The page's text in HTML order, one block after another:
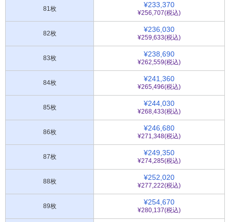
81枚 ¥233,370
¥256,707(税込)
82枚 ¥236,030
¥259,633(税込)
83枚 ¥238,690
¥262,559(税込)
84枚 ¥241,360
¥265,496(税込)
85枚 ¥244,030
¥268,433(税込)
86枚 ¥246,680
¥271,348(税込)
87枚 ¥249,350
¥274,285(税込)
88枚 ¥252,020
¥277,222(税込)
89枚 ¥254,670
¥280,137(税込)